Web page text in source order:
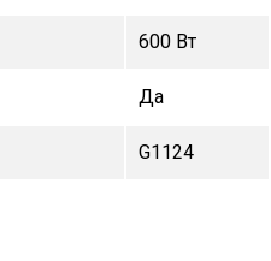
600 Вт
Да
G1124